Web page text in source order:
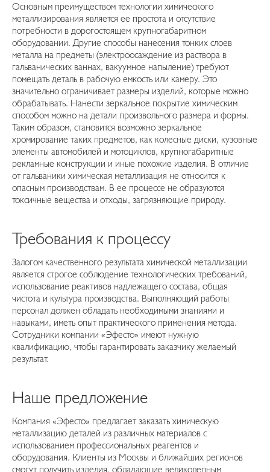
Основным преимуществом технологии химического
металлизирования является ее простота и отсутствие
потребности в дорогостоящем крупногабаритном
оборудовании. Другие способы нанесения тонких слоев
металла на предметы (электроосаждение из раствора в
гальванических ваннах, вакуумное напыление) требуют
помещать деталь в рабочую емкость или камеру. Это
значительно ограничивает размеры изделий, которые можно
обрабатывать. Нанести зеркальное покрытие химическим
способом можно на детали произвольного размера и формы.
Таким образом, становится возможно зеркальное
хромирование таких предметов, как колесные диски, кузовные
элементы автомобилей и мотоциклов, крупногабаритные
рекламные конструкции и иные похожие изделия. В отличие
от гальваники химическая металлизация не относится к
опасным производствам. В ее процессе не образуются
токсичные вещества и отходы, загрязняющие природу.
Требования к процессу
Залогом качественного результата химической металлизации
является строгое соблюдение технологических требований,
использование реактивов надлежащего состава, общая
чистота и культура производства. Выполняющий работы
персонал должен обладать необходимыми знаниями и
навыками, иметь опыт практического применения метода.
Сотрудники компании «Эфесто» имеют нужную
квалификацию, чтобы гарантировать заказчику желаемый
результат.
Наше предложение
Компания «Эфесто» предлагает заказать химическую
металлизацию деталей из различных материалов с
использованием профессиональных реагентов и
оборудования. Клиенты из Москвы и ближайших регионов